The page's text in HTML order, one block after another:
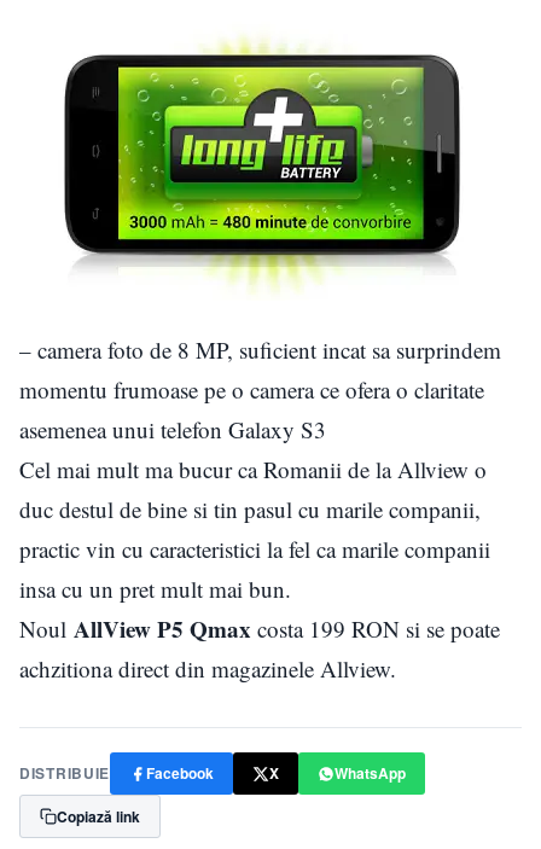
– camera foto de 8 MP, suficient incat sa surprindem
momentu frumoase pe o camera ce ofera o claritate
asemenea unui telefon Galaxy S3
Cel mai mult ma bucur ca Romanii de la Allview o
duc destul de bine si tin pasul cu marile companii,
practic vin cu caracteristici la fel ca marile companii
insa cu un pret mult mai bun.
Noul AllView P5 Qmax costa 199 RON si se poate
achzitiona direct din magazinele Allview.
DISTRIBUIE Facebook X
WhatsApp
Copiază link